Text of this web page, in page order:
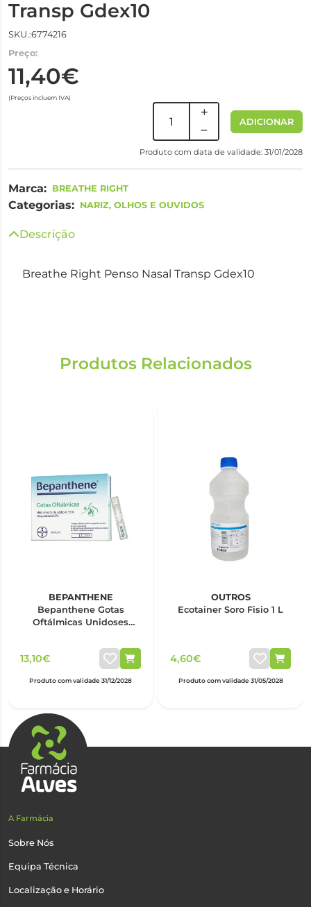
Transp Gdex10
SKU.:6774216
Preço:
11,40€
(Preços incluem IVA)
ADICIONAR
Produto com data de validade: 31/01/2028
Marca: BREATHE RIGHT
Categorias: NARIZ, OLHOS E OUVIDOS
Descrição
Breathe Right Penso Nasal Transp Gdex10
Produtos Relacionados
BEPANTHENE
Bepanthene Gotas
Oftálmicas Unidoses
13,10€
Produto com validade 31/12/2028
OUTROS
Ecotainer Soro Fisio 1 L
4,60€
Produto com validade 31/05/2028
A Farmácia
Sobre Nós
Equipa Técnica
Localização e Horário